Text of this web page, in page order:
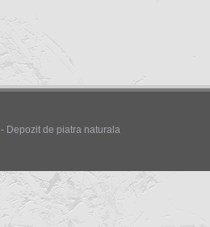
- Depozit de piatra naturala